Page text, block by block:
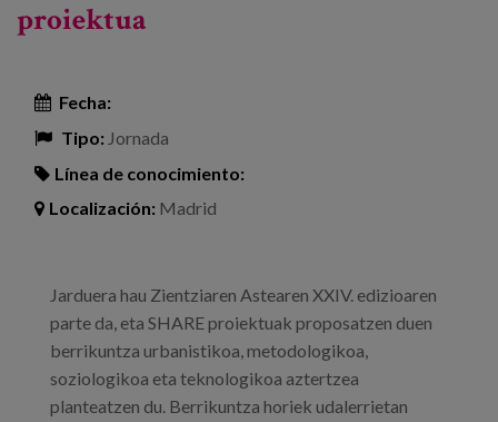
proiektua
Fecha:
Tipo: Jornada
Línea de conocimiento:
Localización: Madrid
Jarduera hau Zientziaren Astearen XXIV. edizioaren
parte da, eta SHARE proiektuak proposatzen duen
berrikuntza urbanistikoa, metodologikoa,
soziologikoa eta teknologikoa aztertzea
planteatzen du. Berrikuntza horiek udalerrietan